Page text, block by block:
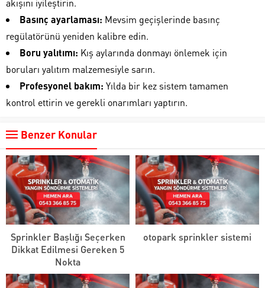
akışını iyileştirin.
Basınç ayarlaması: Mevsim geçişlerinde basınç
regülatörünü yeniden kalibre edin.
Boru yalıtımı: Kış aylarında donmayı önlemek için
boruları yalıtım malzemesiyle sarın.
Profesyonel bakım: Yılda bir kez sistem tamamen
kontrol ettirin ve gerekli onarımları yaptırın.
Benzer Konular
Sprinkler Başlığı Seçerken
Dikkat Edilmesi Gereken 5
Nokta
otopark sprinkler sistemi